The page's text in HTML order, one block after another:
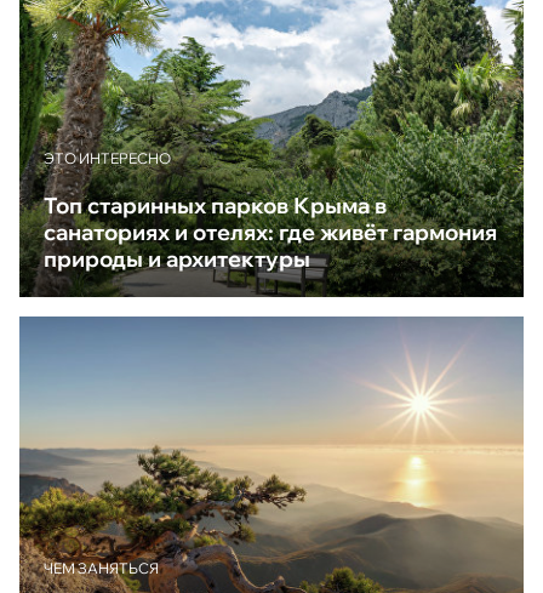
ЭТО ИНТЕРЕСНО
Топ старинных парков Крыма в
санаториях и отелях: где живёт гармония
природы и архитектуры
ЧЕМ ЗАНЯТЬСЯ